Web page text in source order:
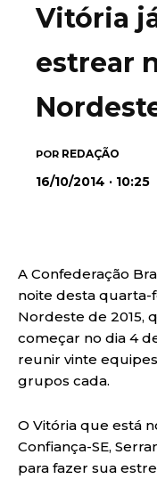
Vitória
estrear
POR REDAÇÃO
16/10/2014 · 10:25
A Confederação
noite desta quarta-
Nordeste de 2015,
começar no dia 4
reunir vinte
grupos cada.
O Vitória que está
Confiança-SE,
para fazer sua